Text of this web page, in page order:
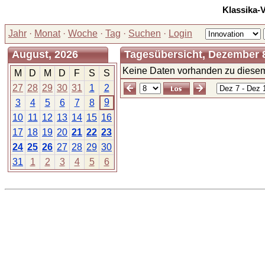
Klassika-
Jahr · Monat· Woche · Tag · Suchen · Login
August, 2026
M D M D F S
S
27 28 29 30 31 1
2
3
4 5 6 7 8
9
10 11 12 13 14 15 16
17 18 19 20 21 22 23
24 25 26 27 28 29 30
31
1 2 3 4 5 6
Tagesübersicht, Dezember
Keine Daten vorhanden zu